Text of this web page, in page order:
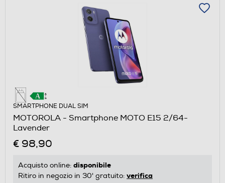
SMARTPHONE DUAL SIM
MOTOROLA - Smartphone MOTO E15 2/64-
Lavender
€ 98,90
Acquisto online: disponibile
Ritiro in negozio in 30' gratuito: verifica